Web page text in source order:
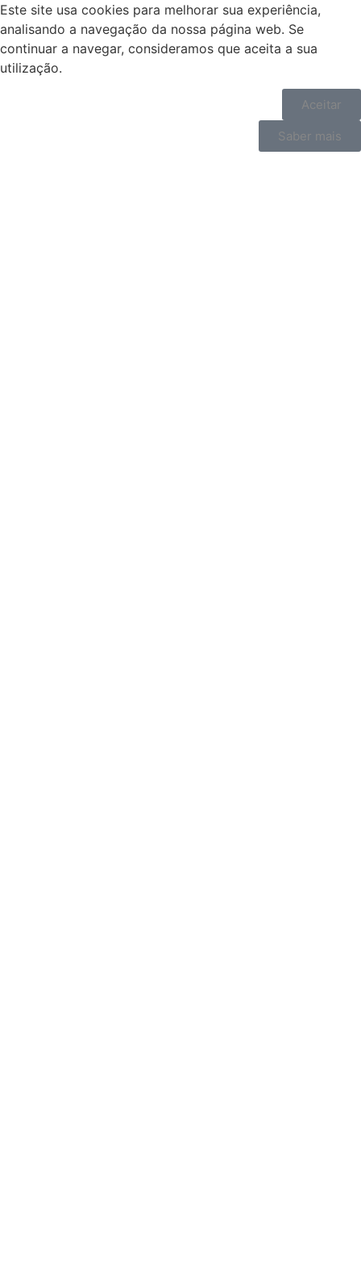
Este site usa cookies para melhorar sua experiência,
analisando a navegação da nossa página web. Se
continuar a navegar, consideramos que aceita a sua
utilização.
Aceitar
Saber mais